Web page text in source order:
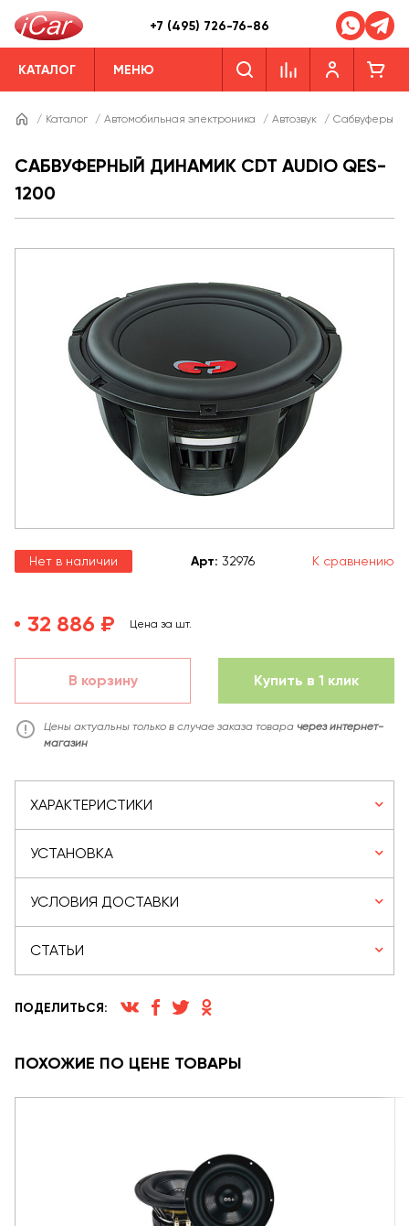
+7 (495) 726-76-86
КАТАЛОГ МЕНЮ
/ Каталог / Автомобильная электроника / Автозвук / Сабвуферы
САБВУФЕРНЫЙ ДИНАМИК CDT AUDIO QES-
1200
Нет в наличии Арт: 32976 К сравнению
32 886 ₽ Цена за шт.
В корзину Купить в 1 клик
Цены актуальны только в случае заказа товара через интернет-
магазин
ХАРАКТЕРИСТИКИ
УСТАНОВКА
УСЛОВИЯ ДОСТАВКИ
СТАТЬИ
ПОДЕЛИТЬСЯ:
ПОХОЖИЕ ПО ЦЕНЕ ТОВАРЫ